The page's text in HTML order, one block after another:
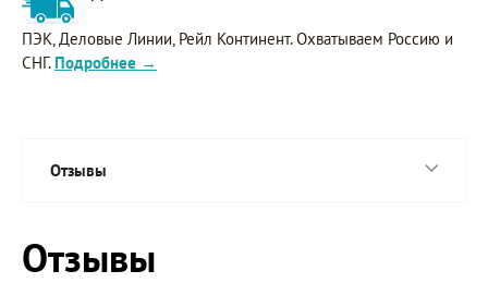
ПЭК, Деловые Линии, Рейл Континент. Охватываем Россию и
СНГ. Подробнее →
Отзывы
Отзывы